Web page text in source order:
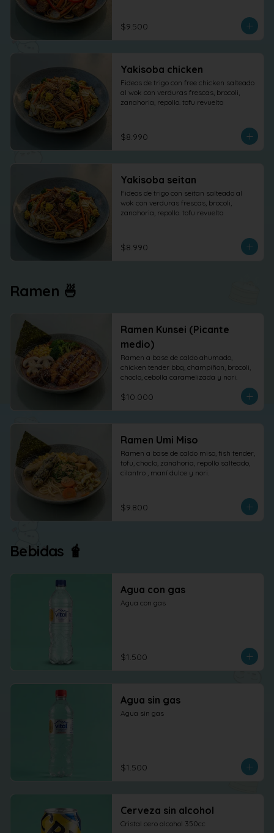
$9.500
Yakisoba chicken
Fideos de trigo con free chicken salteado
al wok con verduras frescas, brocoli,
zanahoria, repollo. tofu revuelto
$8.990
Yakisoba seitan
Fideos de trigo con seitan salteado al
wok con verduras frescas, brocoli,
zanahoria, repollo. tofu revuelto
$8.990
Ramen 🍜
Ramen Kunsei (Picante
medio)
Ramen a base de caldo ahumado,
chicken tender bbq, champiñon, brocoli,
choclo, cebolla caramelizada y nori.
$10.000
Ramen Umi Miso
Ramen a base de caldo miso, fish tender,
tofu, choclo, zanahoria, repollo salteado,
cilantro , maní dulce y nori.
$9.800
Bebidas 🧋
Agua con gas
Agua con gas
$1.500
Agua sin gas
Agua sin gas
$1.500
Cerveza sin alcohol
Cristal cero alcohol 350cc